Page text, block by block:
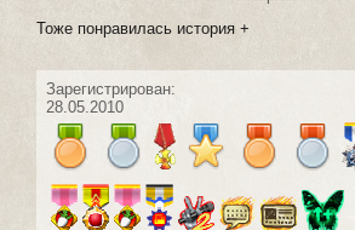
Тоже понравилась история +
Зарегистрирован:
28.05.2010